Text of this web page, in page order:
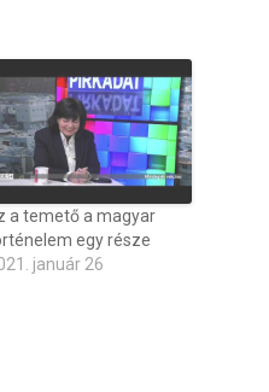
a temető a magyar
egy része
január 26